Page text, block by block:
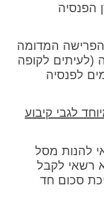
הפנסיה
המדומה
(לעיתים לקופה
לפנסיה
לגבי קיבוע
להנות מסל
אותו הוא רשאי לקבל
סכום חד